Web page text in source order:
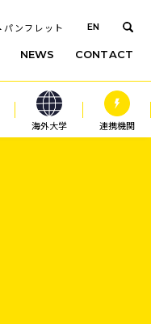
パンフレット EN
NEWS CONTACT
海外大学 連携機関